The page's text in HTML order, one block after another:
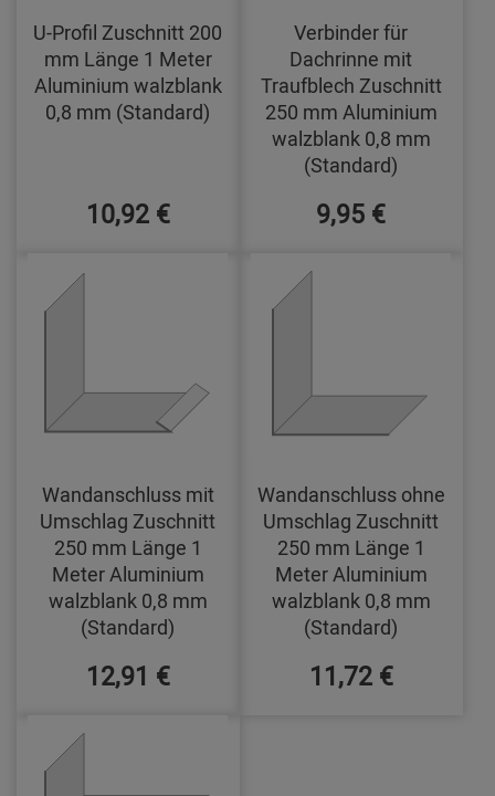
U-Profil Zuschnitt 200
mm Länge 1 Meter
Aluminium walzblank
0,8 mm (Standard)
10,92 €
Verbinder für
Dachrinne mit
Traufblech Zuschnitt
250 mm Aluminium
walzblank 0,8 mm
(Standard)
9,95 €
Wandanschluss mit
Umschlag Zuschnitt
250 mm Länge 1
Meter Aluminium
walzblank 0,8 mm
(Standard)
12,91 €
Wandanschluss ohne
Umschlag Zuschnitt
250 mm Länge 1
Meter Aluminium
walzblank 0,8 mm
(Standard)
11,72 €